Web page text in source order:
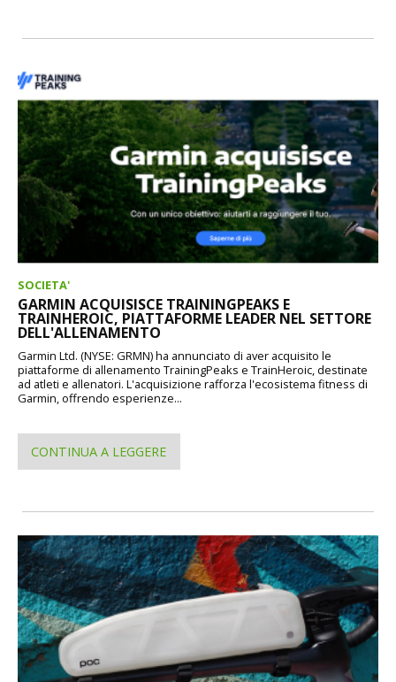
SOCIETA'
GARMIN ACQUISISCE TRAININGPEAKS E
TRAINHEROIC, PIATTAFORME LEADER NEL SETTORE
DELL'ALLENAMENTO
Garmin Ltd. (NYSE: GRMN) ha annunciato di aver acquisito le
piattaforme di allenamento TrainingPeaks e TrainHeroic, destinate
ad atleti e allenatori. L'acquisizione rafforza l'ecosistema fitness di
Garmin, offrendo esperienze...
CONTINUA A LEGGERE